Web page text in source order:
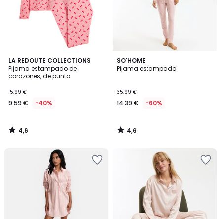
LA REDOUTE COLLECTIONS
Pijama estampado de
corazones, de punto
15.99 €
9.59 € -40%
4,6
/ 5
4,6
/
SO'HOME
Pijama estampado
35.99 €
14.39 € -60%
4,6
/ 5
4,6
/